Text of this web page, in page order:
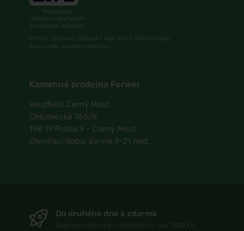
Naskenujte
mobilním telefonem
pro stažení aplikace
Otevře správný obchod – App Store nebo Google
Play podle vašeho telefonu.
Kamenná prodejna Ferwer
Westfield Černý Most
Chlumecká 765/6
198 19 Praha 9 - Černý Most
Otevírací doba: po-ne 9-21 hod.
Do druhého dne a zdarma